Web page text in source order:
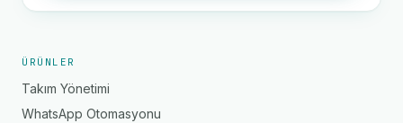
ÜRÜNLER
Takım Yönetimi
WhatsApp Otomasyonu